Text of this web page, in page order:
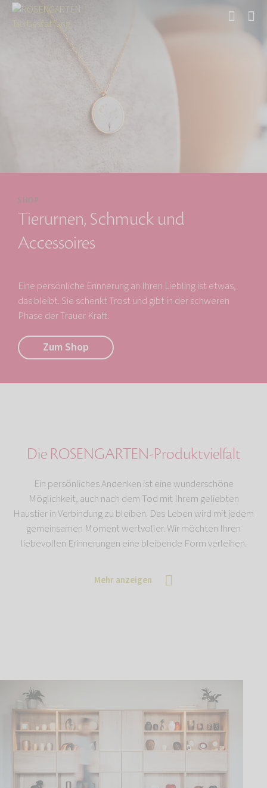
SHOP
Tierurnen, Schmuck und
Accessoires
Eine persönliche Erinnerung an Ihren Liebling ist etwas,
das bleibt. Sie schenkt Trost und gibt in der schweren
Phase der Trauer Kraft.
Zum Shop
Die ROSENGARTEN-Produktvielfalt
Ein persönliches Andenken ist eine wunderschöne
Möglichkeit, auch nach dem Tod mit Ihrem geliebten
Haustier in Verbindung zu bleiben. Das Leben wird mit jedem
gemeinsamen Moment wertvoller. Wir möchten Ihren
liebevollen Erinnerungen eine bleibende Form verleihen.
Mehr anzeigen